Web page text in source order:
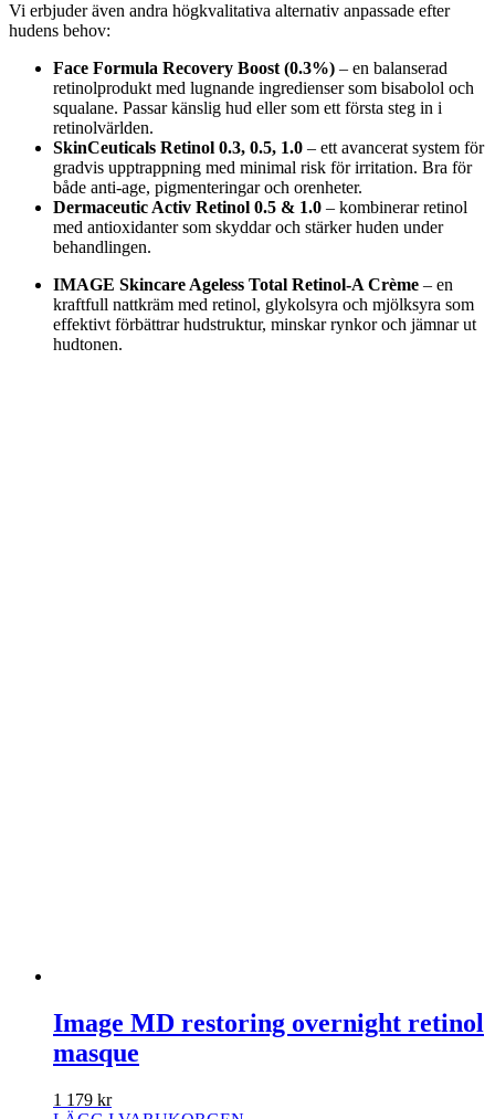
Vi erbjuder även andra högkvalitativa alternativ anpassade efter
hudens behov:
Face Formula Recovery Boost (0.3%) – en balanserad
retinolprodukt med lugnande ingredienser som bisabolol och
squalane. Passar känslig hud eller som ett första steg in i
retinolvärlden.
SkinCeuticals Retinol 0.3, 0.5, 1.0 – ett avancerat system för
gradvis upptrappning med minimal risk för irritation. Bra för
både anti-age, pigmenteringar och orenheter.
Dermaceutic Activ Retinol 0.5 & 1.0 – kombinerar retinol
med antioxidanter som skyddar och stärker huden under
behandlingen.
IMAGE Skincare Ageless Total Retinol-A Crème – en
kraftfull nattkräm med retinol, glykolsyra och mjölksyra som
effektivt förbättrar hudstruktur, minskar rynkor och jämnar ut
hudtonen.
Image MD restoring overnight retinol
masque
1 179 kr